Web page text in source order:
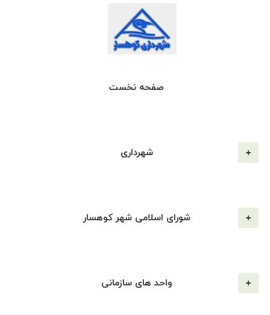
صفحه نخست
شهرداری
شورای اسلامی شهر کوهسار
واحد های سازمانی